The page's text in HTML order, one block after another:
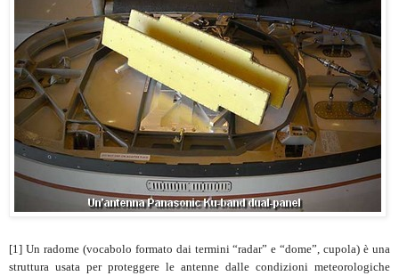
[1] Un radome (vocabolo formato dai termini “radar” e “dome”, cupola) è una
struttura usata per proteggere le antenne dalle condizioni meteorologiche